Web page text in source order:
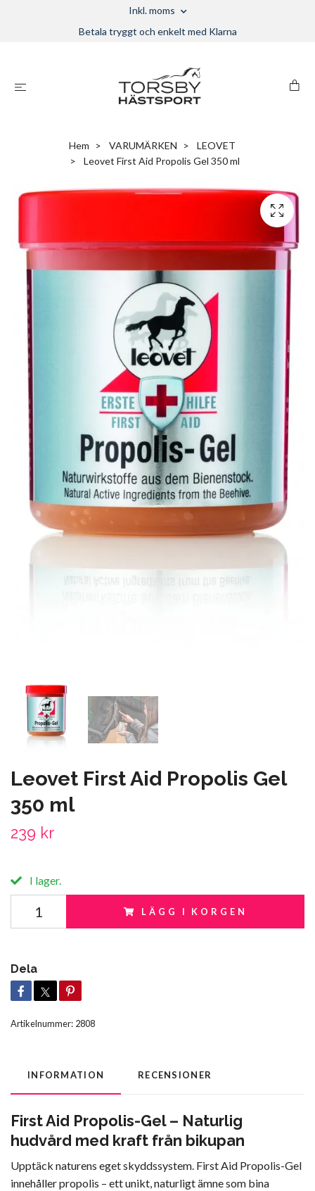
Inkl. moms
Betala tryggt och enkelt med Klarna
Hem VARUMÄRKEN
LEOVET
Leovet First Aid Propolis Gel 350 ml
Leovet First Aid Propolis Gel
350 ml
239 kr
I lager.
LÄGG I KORGEN
Dela
Artikelnummer: 2808
INFORMATION RECENSIONER
First Aid Propolis-Gel – Naturlig
hudvård med kraft från bikupan
Upptäck naturens eget skyddssystem. First Aid Propolis-Gel
innehåller propolis – ett unikt, naturligt ämne som bina